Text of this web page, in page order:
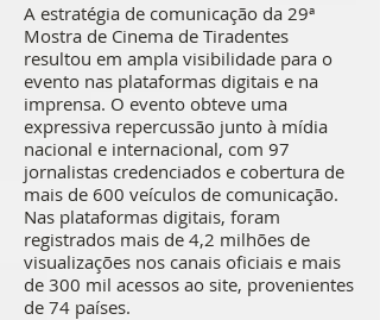
A estratégia de comunicação da 29ª
Mostra de Cinema de Tiradentes
resultou em ampla visibilidade para o
evento nas plataformas digitais e na
imprensa. O evento obteve uma
expressiva repercussão junto à mídia
nacional e internacional, com 97
jornalistas credenciados e cobertura de
mais de 600 veículos de comunicação.
Nas plataformas digitais, foram
registrados mais de 4,2 milhões de
visualizações nos canais oficiais e mais
de 300 mil acessos ao site, provenientes
de 74 países.